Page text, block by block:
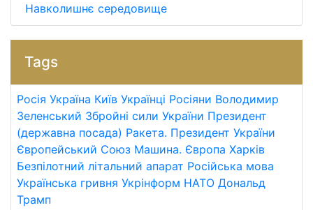
Навколишнє середовище
Tags
Росія Україна Київ Українці Росіяни Володимир
Зеленський Збройні сили України Президент
(державна посада) Ракета. Президент України
Європейський Союз Машина. Європа Харків
Безпілотний літальний апарат Російська мова
Українська гривня Укрінформ НАТО Дональд
Трамп